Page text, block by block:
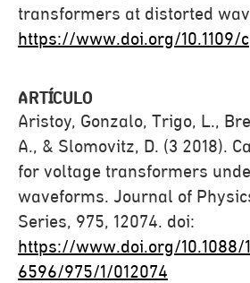
transformers at distorted
https://www.doi.org/10.1109/
ARTÍCULO
Aristoy, Gonzalo, Trigo, L.,
A., & Slomovitz, D. (3 2018).
for voltage transformers
waveforms. Journal of
Series, 975, 12074. doi:
https://www.doi.org/10.1088/
6596/975/1/012074